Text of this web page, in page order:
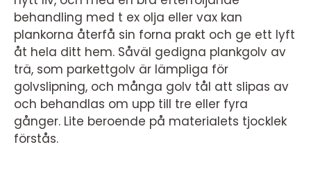
behandling med t ex olja eller vax kan
plankorna återfå sin forna prakt och ge ett lyft
åt hela ditt hem. Såväl gedigna plankgolv av
trä, som parkettgolv är lämpliga för
golvslipning, och många golv tål att slipas av
och behandlas om upp till tre eller fyra
gånger. Lite beroende på materialets tjocklek
förstås.